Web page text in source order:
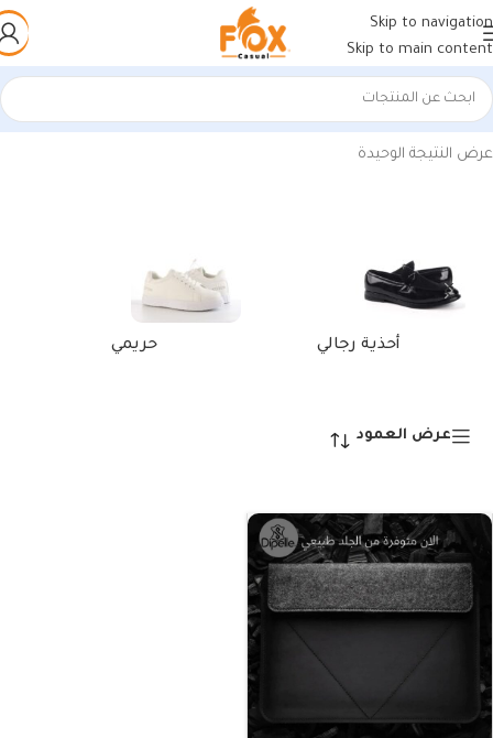
Skip to navigation
Skip to main content
الرئيسية/منتجات تحت الوسم “Laptop Sleeve Black”
عرض النتيجة الوحيدة
أحذية رجالي حريمي
عرض العمود